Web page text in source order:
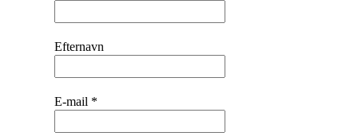
Efternavn
E-mail *